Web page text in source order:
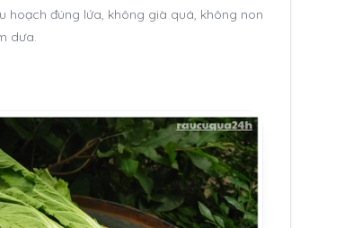
hoạch đúng lứa, không già quá, không non
dưa.